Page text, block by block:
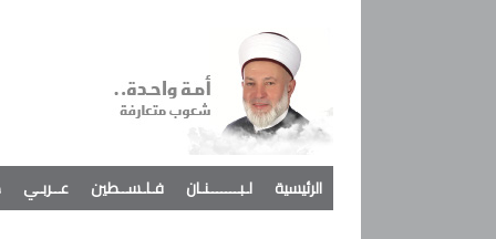
الرئيسية لـبـــــــنـان فـلـســطين عــربـي